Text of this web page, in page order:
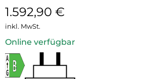
1.592,90 €
inkl. MwSt.
Online verfügbar